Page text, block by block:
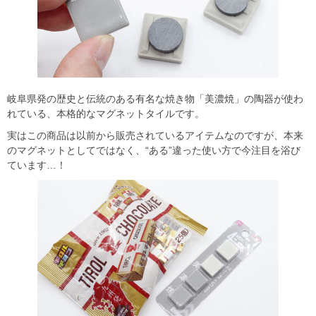
岐阜県発の歴史と伝統のある有名な焼き物「美濃焼」の陶器が使わ
れている、本格的なマグネットタイルです。
実はこの商品は以前から販売されているアイテムなのですが、本来
のマグネットとしてではなく、“ある”違った使い方で今注目を浴び
ています…！